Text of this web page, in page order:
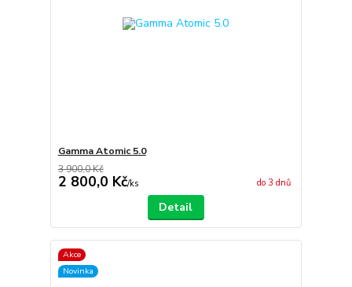
Gamma Atomic 5.0
3 900,0 Kč
2 800,0 Kč/ks do 3 dnů
Detail
Akce
Novinka